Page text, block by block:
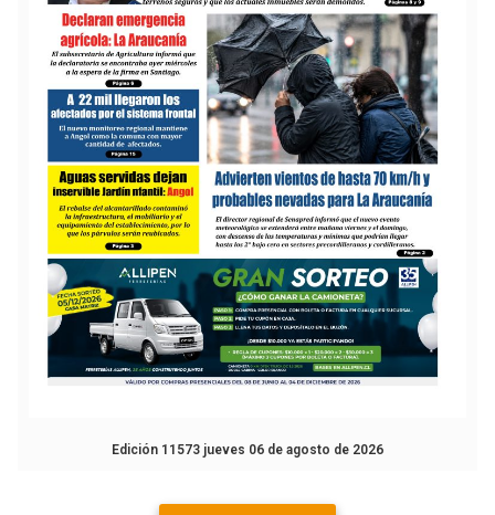
Edición 11573 jueves 06 de agosto de 2026